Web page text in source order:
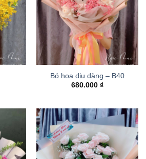
Bó hoa dịu dàng – B40
680.000 ₫